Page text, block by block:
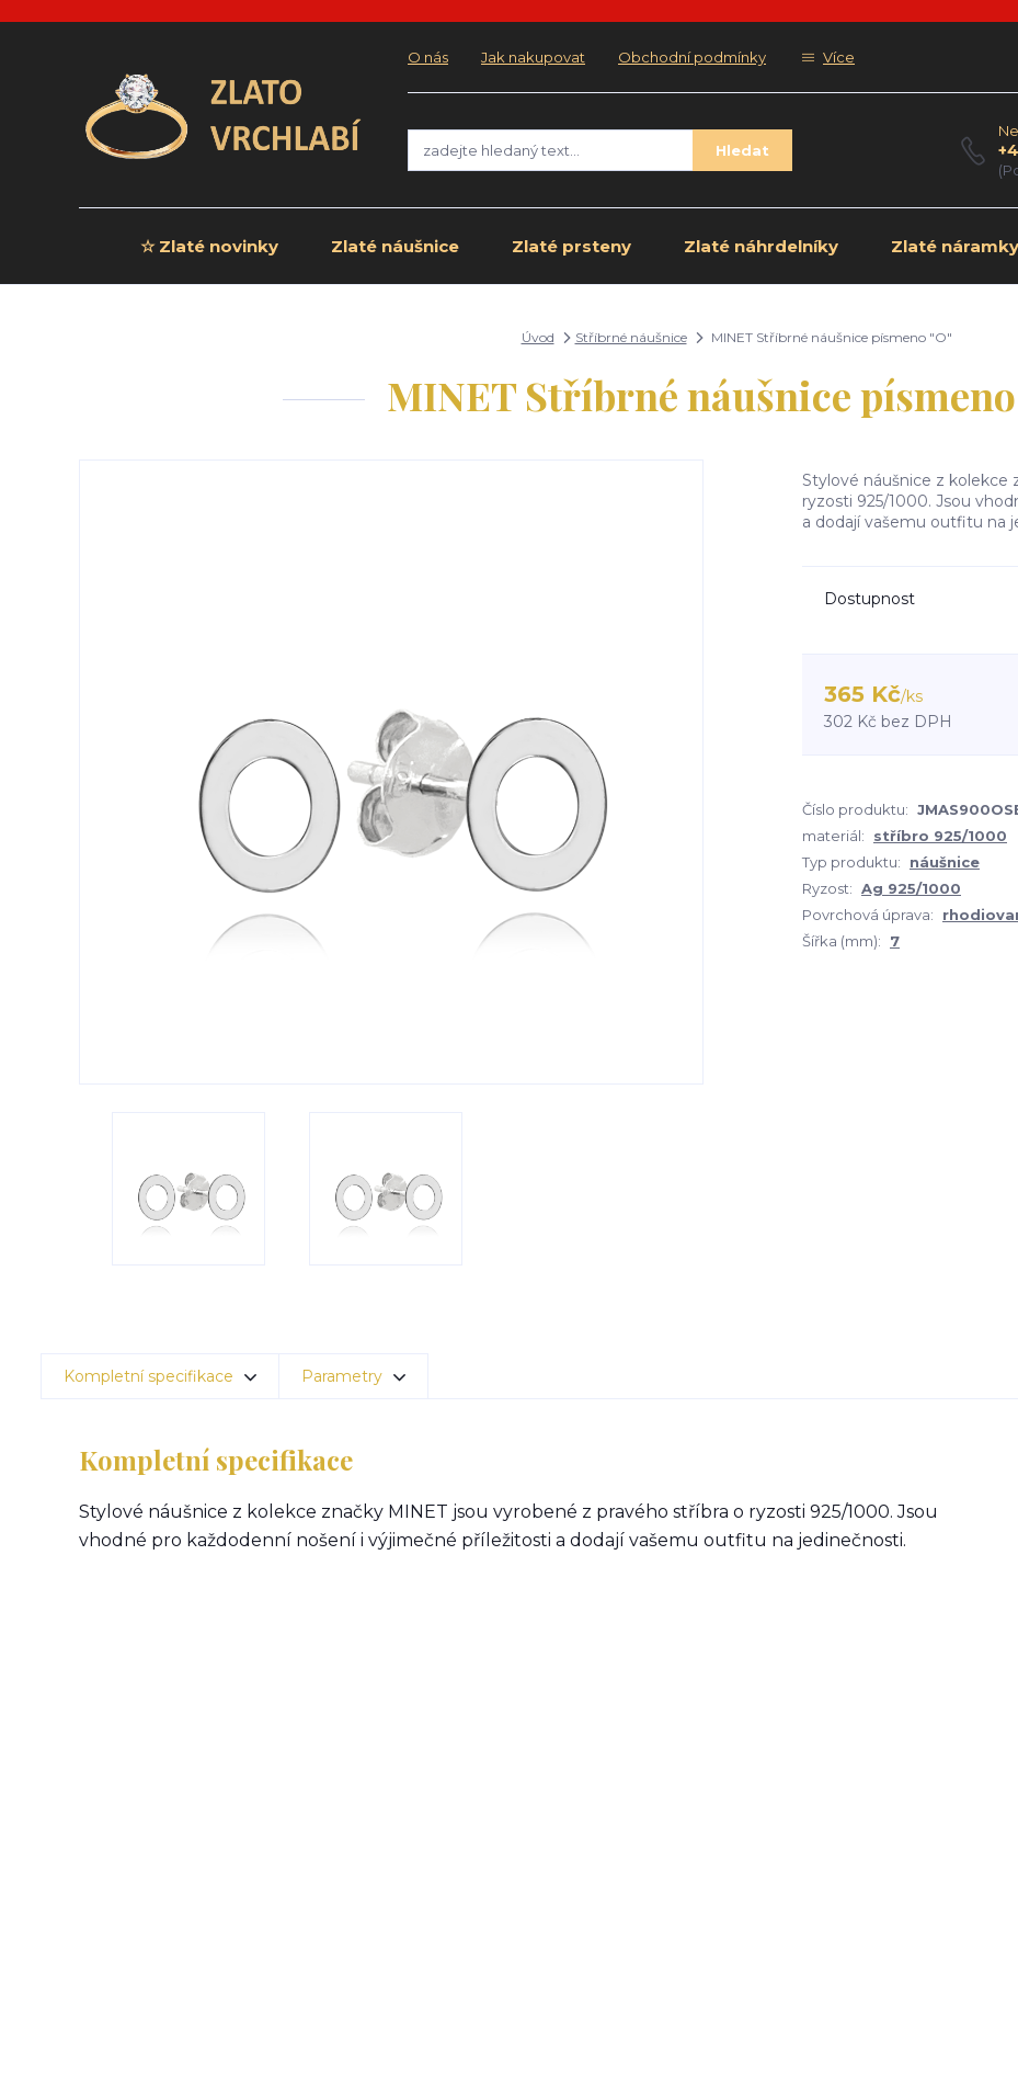
O nás Jak nakupovat Obchodní podmínky Více
Hledat
☆ Zlaté novinky Zlaté náušnice Zlaté prsteny Zlaté náhrdelníky Zlaté náramky
Úvod Stříbrné náušnice MINET Stříbrné náušnice písmeno "O"
MINET Stříbrné náušnice
Stylové náušnice z kolekce
ryzosti 925/1000. Jsou
a dodají vašemu outfitu na
Dostupnost
365 Kč/ks
302 Kč bez DPH
Číslo produktu:
materiál:
stříbro 925/1000
Typ produktu:
náušnice
Ryzost: Ag 925/1000
Povrchová úprava:
Šířka (mm):
7
Kompletní specifikace Parametry
Kompletní specifikace
Stylové náušnice z kolekce značky MINET jsou vyrobené z pravého stříbra o ryzosti 925/1000. Jsou
vhodné pro každodenní nošení i výjimečné příležitosti a dodají vašemu outfitu na jedinečnosti.